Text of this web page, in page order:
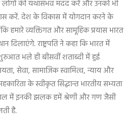
की यथासंभव मदद करें और उनको भी
करें. देश के विकास में योगदान करने के
हमारे व्यक्तिगत और सामूहिक प्रयास भारत
दिलाएंगे. राष्ट्रपति ने कहा कि भारत में
भले ही बीसवीं शताब्दी में हुई
,सेवा,सामाजिक स्वामित्व,न्याय और
के स्वीकृत सिद्धान्त भारतीय सभ्यता
में इनकी झलक हमें श्रेणी और गण जैसी
है.